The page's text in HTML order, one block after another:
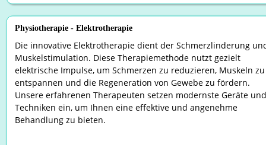
Physiotherapie - Elektrotherapie
Die innovative Elektrotherapie dient der Schmerzlinderung
Muskelstimulation. Diese Therapiemethode nutzt gezielt
elektrische Impulse, um Schmerzen zu reduzieren, Muskeln
entspannen und die Regeneration von Gewebe zu fördern.
Unsere erfahrenen Therapeuten setzen modernste Geräte
Techniken ein, um Ihnen eine effektive und angenehme
Behandlung zu bieten.